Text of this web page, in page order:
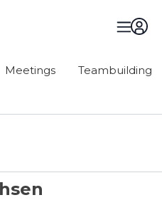
Meetings Teambuilding